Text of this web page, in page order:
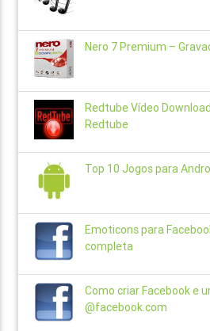
Nero 7 Premium –
Redtube Vídeo
Redtube
Top 10 Jogos para
Emoticons para
completa
Como criar Facebook e
@facebook.com